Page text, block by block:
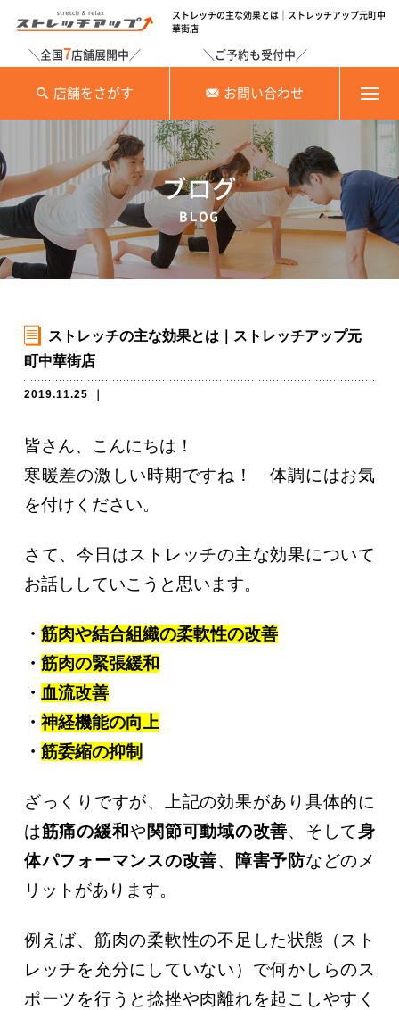
ストレッチの主な効果とは｜ストレッチアップ元町中
華街店
＼全国7店舗展開中／
店舗をさがす
＼ご予約も受付中／
お問い合わせ
ブログ
BLOG
ストレッチの主な効果とは｜ストレッチアップ元
町中華街店
2019.11.25
皆さん、こんにちは！
寒暖差の激しい時期ですね！体調にはお気
を付けください。
さて、今日はストレッチの主な効果について
お話ししていこうと思います。
・ 筋肉や結合組織の柔軟性の改善
・ 筋肉の緊張緩和
・ 血流改善
・神経機能の向上
・ 筋委縮の抑制
ざっくりですが、上記の効果があり具体的に
は筋痛の緩和や関節可動域の改善、そして身
体パフォーマンスの改善、 障害予防などのメ
リットがあります。
例えば、筋肉の柔軟性の不足した状態（スト
レッチを充分にしていない）で何かしらのス
ポーツを行うと捻挫や肉離れを起こしやすく